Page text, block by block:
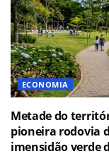
ECONOMIA
Metade do
pioneira rodovia
imensidão verde